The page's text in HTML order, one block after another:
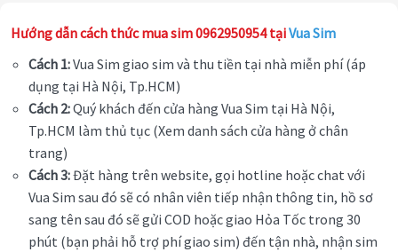
Hướng dẫn cách thức mua sim 0962950954 tạiVua Sim
Cách 1:Vua Sim giao sim và thu tiền tại nhà miễn phí (áp
dụng tại Hà Nội, Tp.HCM)
Cách 2:Quý khách đến cửa hàng Vua Sim tại Hà Nội,
Tp.HCM làm thủ tục (Xem danh sách cửa hàng ở chân
trang)
Cách 3:Đặt hàng trên website, gọi hotline hoặc chat với
Vua Sim sau đó sẽ có nhân viên tiếp nhận thông tin, hồ sơ
sang tên sau đó sẽ gửi COD hoặc giao Hỏa Tốc trong 30
phút (bạn phải hỗ trợ phí giao sim) đến tận nhà, nhận sim